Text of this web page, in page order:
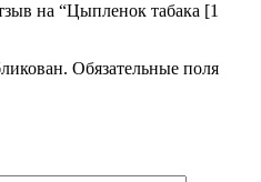
на “Цыпленок табака [1
Обязательные поля